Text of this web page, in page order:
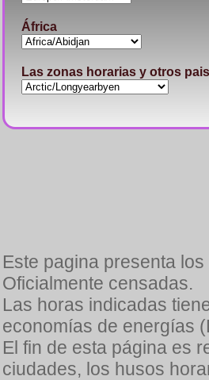
África
Las zonas horarias y otros
Este pagina presenta
Oficialmente censadas.
Las horas indicadas
economías de energías
El fin de esta página es
ciudades, los husos